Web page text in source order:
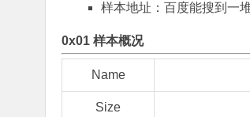
样本地址：百度能搜到一
0x01 样本概况
Name
Size